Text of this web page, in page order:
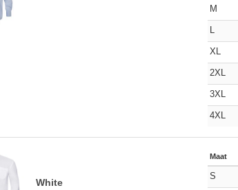
M
L
XL
2XL
3XL
4XL
White
Maat
S